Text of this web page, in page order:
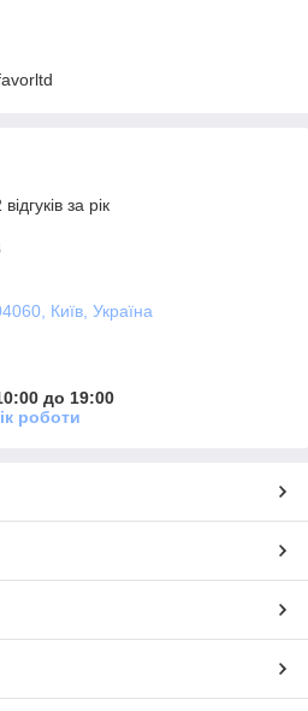
за рік
Київ, Україна
до 19:00
роботи